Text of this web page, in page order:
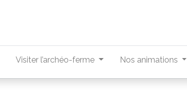
Visiter l’archéo-ferme Nos animations